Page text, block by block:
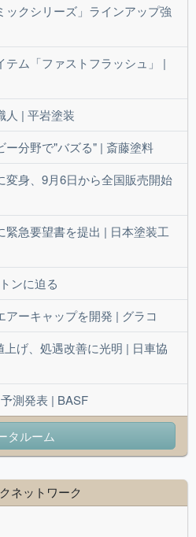
ックシリーズ」ラインアップ強
テム「ファストフラッシュ」 |
人 | 平岩塗装
ー分野で"バズる" | 斎藤塗料
変身、9月6日から全国販売開始
急要望書を提出 | 日本塗装工
ンに迫る
ーキャップを開発 | グラコ
げ、処遇改善に光明 | 日車協
測発表 | BASF
タルーム
ネットワーク